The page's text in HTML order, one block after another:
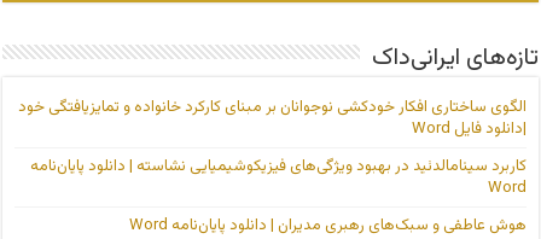
تازه‌های ایرانی‌داک
الگوی ساختاری افکار خودکشی نوجوانان بر مبنای کارکرد خانواده و تمایزیافتگی خود
|دانلود فایل Word
کاربرد سینامالدئید در بهبود ویژگی‌های فیزیکوشیمیایی نشاسته | دانلود پایان‌نامه
Word
هوش عاطفی و سبک‌های رهبری مدیران | دانلود پایان‌نامه Word